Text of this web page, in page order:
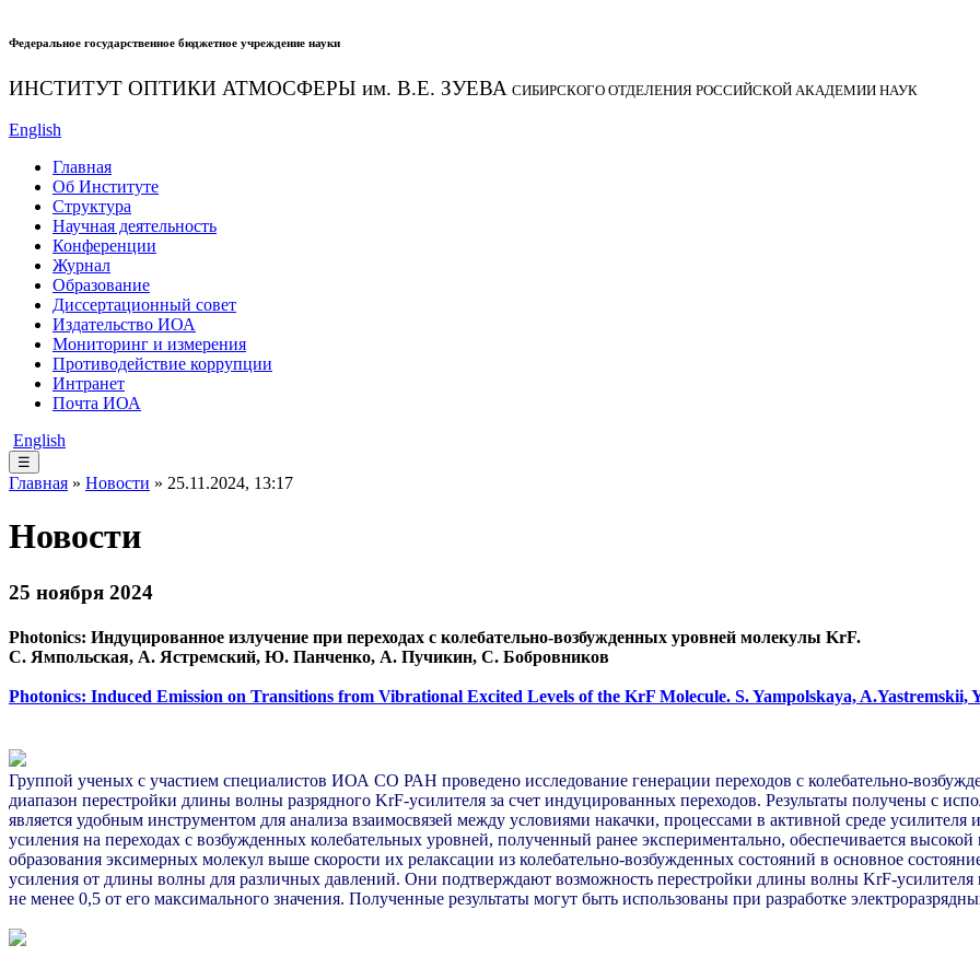
Федеральное государственное бюджетное учреждение науки
ИНСТИТУТ ОПТИКИ АТМОСФЕРЫ им. В.Е. ЗУЕВА СИБИРСКОГО ОТДЕЛЕНИЯ РОССИЙСКОЙ АКАДЕМИИ НАУК
English
Главная
Об Институте
Структура
Научная деятельность
Конференции
Журнал
Образование
Диссертационный совет
Издательство ИОА
Мониторинг и измерения
Противодействие коррупции
Интранет
Почта ИОА
English
☰
Главная » Новости » 25.11.2024, 13:17
Новости
25 ноября 2024
Photonics: Индуцированное излучение при переходах с колебательно-возбужденных уровней молекулы KrF.
С. Ямпольская, А. Ястремский, Ю. Панченко, А. Пучикин, С. Бобровников
Photonics: Induced Emission on Transitions from Vibrational Excited Levels of the KrF Molecule. S. Yampolskaya,
Группой ученых с участием специалистов ИОА СО РАН проведено исследование генерации переходов с колебательно-
диапазон перестройки длины волны разрядного KrF-усилителя за счет индуцированных переходов. Результаты получены с
является удобным инструментом для анализа взаимосвязей между условиями накачки, процессами в активной среде
усиления на переходах с возбужденных колебательных уровней, полученный ранее экспериментально, обеспечивается
образования эксимерных молекул выше скорости их релаксации из колебательно-возбужденных состояний в основное
усиления от длины волны для различных давлений. Они подтверждают возможность перестройки длины волны KrF-
не менее 0,5 от его максимального значения. Полученные результаты могут быть использованы при разработке